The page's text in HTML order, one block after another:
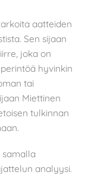
aatteiden
Sen sijaan
joka on
hyvinkin
tai
Miettinen
tulkinnan
samalla
analyysi.